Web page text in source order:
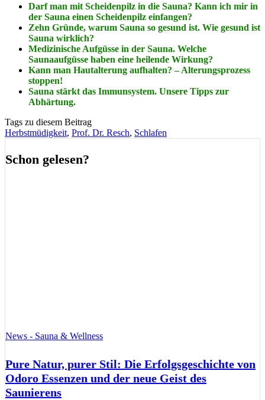
Darf man mit Scheidenpilz in die Sauna? Kann ich mir in
der Sauna einen Scheidenpilz einfangen?
Zehn Gründe, warum Sauna so gesund ist. Wie gesund ist
Sauna wirklich?
Medizinische Aufgüsse in der Sauna. Welche
Saunaaufgüsse haben eine heilende Wirkung?
Kann man Hautalterung aufhalten? – Alterungsprozess
stoppen!
Sauna stärkt das Immunsystem. Unsere Tipps zur
Abhärtung.
Tags zu diesem Beitrag
Herbstmüdigkeit, Prof. Dr. Resch, Schlafen
Schon gelesen?
News - Sauna & Wellness
Pure Natur, purer Stil: Die Erfolgsgeschichte von
Odoro Essenzen und der neue Geist des
Saunierens